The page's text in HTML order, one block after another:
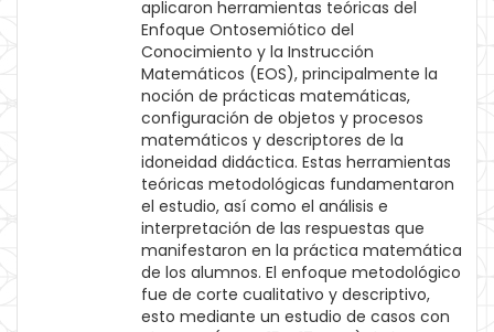
aplicaron herramientas teóricas del
Enfoque Ontosemiótico del
Conocimiento y la Instrucción
Matemáticos (EOS), principalmente la
noción de prácticas matemáticas,
configuración de objetos y procesos
matemáticos y descriptores de la
idoneidad didáctica. Estas herramientas
teóricas metodológicas fundamentaron
el estudio, así como el análisis e
interpretación de las respuestas que
manifestaron en la práctica matemática
de los alumnos. El enfoque metodológico
fue de corte cualitativo y descriptivo,
esto mediante un estudio de casos con